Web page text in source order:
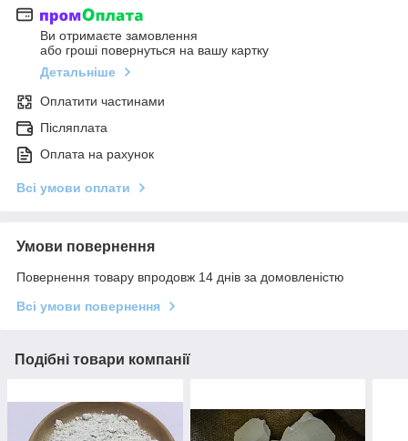
Ви отримаєте замовлення
або гроші повернуться на вашу картку
Детальніше
Оплатити частинами
Післяплата
Оплата на рахунок
Всі умови оплати
Умови повернення
Повернення товару впродовж 14 днів за домовленістю
Всі умови повернення
Подібні товари компанії